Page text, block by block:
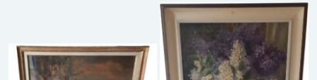
medailles/munten/bankbiljetten
ets/tekening/litho/gravure
glaswerk